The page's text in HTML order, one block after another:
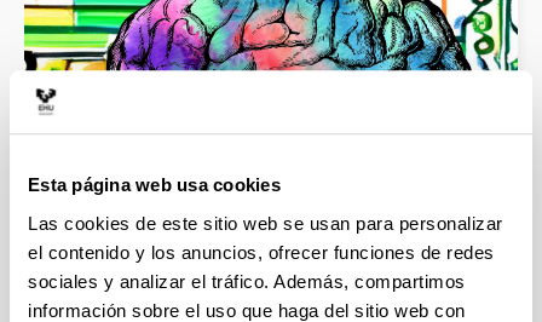
Esta página web usa cookies
Las cookies de este sitio web se usan para personalizar
el contenido y los anuncios, ofrecer funciones de redes
sociales y analizar el tráfico. Además, compartimos
información sobre el uso que haga del sitio web con
Psicología